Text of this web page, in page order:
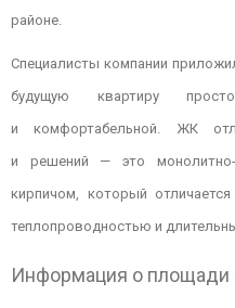
районе.
Специалисты компании
будущую квартиру
и комфортабельной. ЖК
и решений — это
кирпичом, который
теплопроводностью и
Информация о площади